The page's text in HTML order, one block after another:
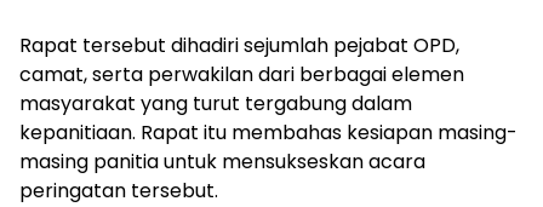
Rapat tersebut dihadiri sejumlah pejabat OPD,
camat, serta perwakilan dari berbagai elemen
masyarakat yang turut tergabung dalam
kepanitiaan. Rapat itu membahas kesiapan masing-
masing panitia untuk mensukseskan acara
peringatan tersebut.